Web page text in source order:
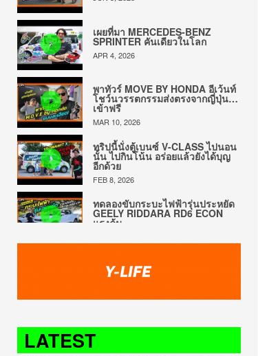
เผยที่มา MERCEDES-BENZ
SPRINTER คันเดียวในโลก
APR 4, 2026
พาทัวร์ MOVE BY HONDA อีเว้นท์
โชว์นวรรตกรรมส่งตรงจากญี่ปุ่น…
เข้าฟรี
MAR 10, 2026
ทริปนี้นั่งตู้เบนซ์ V-CLASS ไปนอน
นั้น ไปกินโน้น อร่อยแล้วยังได้บุญ
อีกด้วย
FEB 8, 2026
ทดลองขับกระบะไฟฟ้ารุ่นประหยัด
GEELY RIDDARA RD6 ECON
แรงคุ้ม
วิ่งได้ 150 ก.ม. โดยไม่ใช้น้ำมันสัก
หยด
MERCEDES-BENZ พร้อมวาปร้าน
เด็ด เมืองภูเก็ต
DEC 7, 2025
LATEST